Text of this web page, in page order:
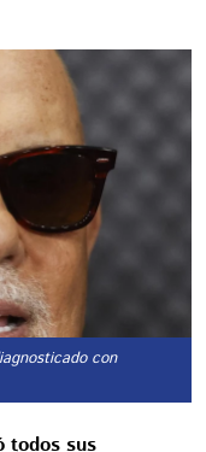
con
todos sus